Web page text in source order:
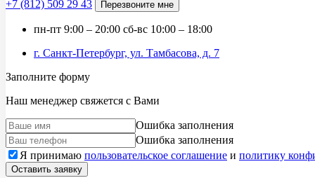
+7 (812) 509 29 43 Перезвоните мне
пн-пт 9:00 – 20:00 сб-вс 10:00 – 18:00
г. Санкт-Петербург, ул. Тамбасова, д. 7
Заполните форму
Наш менеджер свяжется с Вами
Ошибка заполнения
Ошибка заполнения
Я принимаю пользовательское соглашение и политику
Оставить заявку